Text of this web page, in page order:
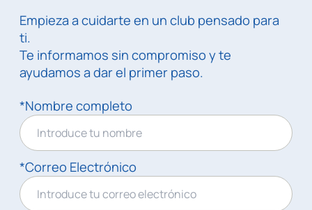
Empieza a cuidarte en un club pensado para
ti.
Te informamos sin compromiso y te
ayudamos a dar el primer paso.
*Nombre completo
*Correo Electrónico